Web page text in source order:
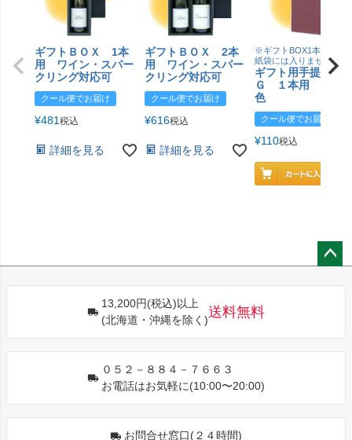
ギフトＢＯＸ 1本
用 ワイン・スパー
クリング対応可
クール便でお届け
¥481 税込
詳細を見る
ギフトＢＯＸ 2本
用 ワイン・スパー
クリング対応可
クール便でお届け
¥616税込
詳細を見る
※ギフトBOX1本用はこ
紙袋には入りません
ギフト用手提げＢ
Ｇ １本用 エン
色
クール便でお届け
¥110税込
13,200円(税込)以上
(北海道・沖縄を除く)
送料無料
０５２－８８４－７６６３
お電話はお気軽に(10:00〜20:00)
お問合せ窓口(２４時間)